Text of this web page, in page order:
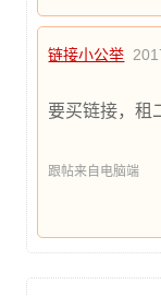
链接小公举
要买链接，租
跟帖来自电脑端